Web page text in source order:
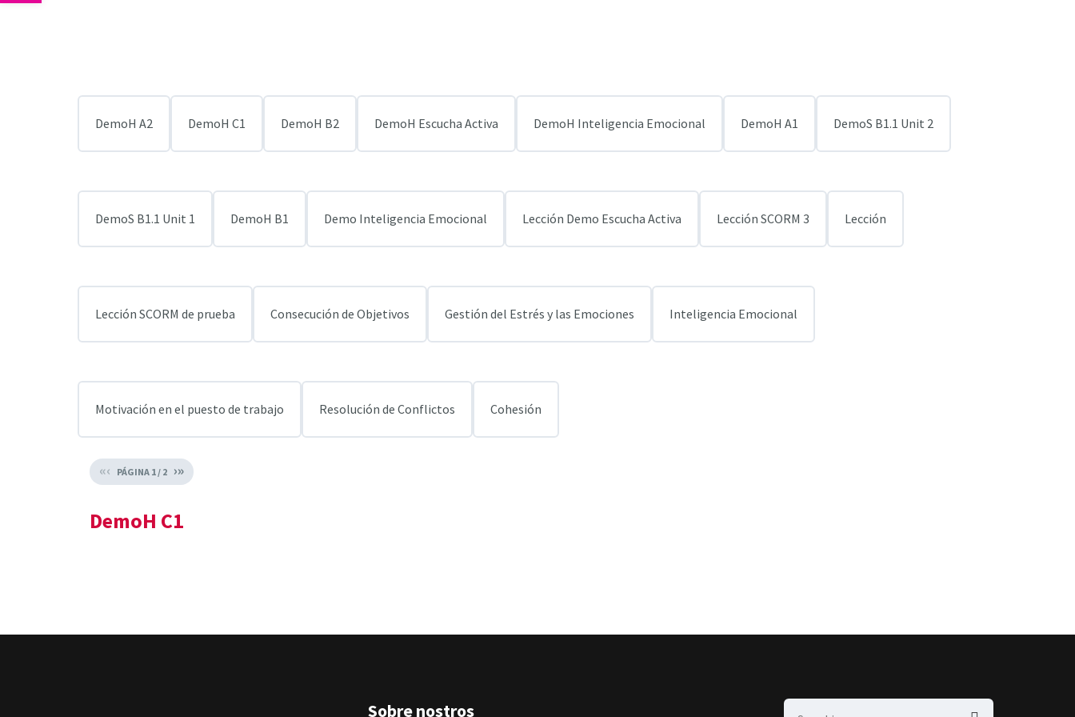
DemoH A2 DemoH C1 DemoH B2 DemoH Escucha Activa DemoH Inteligencia Emocional DemoH A1 DemoS B1.1 Unit 2
DemoS B1.1 Unit 1 DemoH B1 Demo Inteligencia Emocional Lección Demo Escucha Activa Lección SCORM 3 Lección
Lección SCORM de prueba Consecución de Objetivos Gestión del Estrés y las Emociones Inteligencia Emocional
Motivación en el puesto de trabajo Resolución de Conflictos Cohesión
«‹ ›»
PÁGINA 1 / 2
DemoH C1
Sobre nostros